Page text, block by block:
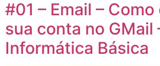
#01 – Email –
sua conta no GMail
Informática Básica